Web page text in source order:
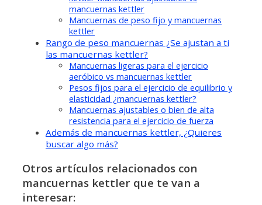
mancuernas kettler
Mancuernas de peso fijo y mancuernas
kettler
Rango de peso mancuernas ¿Se ajustan a ti
las mancuernas kettler?
Mancuernas ligeras para el ejercicio
aeróbico vs mancuernas kettler
Pesos fijos para el ejercicio de equilibrio y
elasticidad ¿mancuernas kettler?
Mancuernas ajustables o bien de alta
resistencia para el ejercicio de fuerza
Además de mancuernas kettler, ¿Quieres
buscar algo más?
Otros artículos relacionados con
mancuernas kettler que te van a
interesar: